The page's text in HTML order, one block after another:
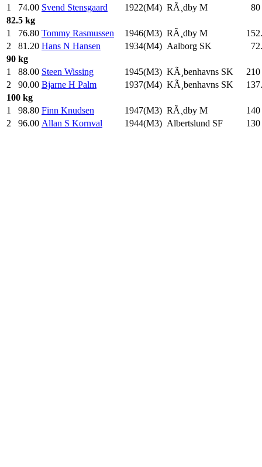
1
74.00 Svend Stensgaard 1922(M4) RÃ¸dby M 80
82.5 kg
1
76.80 Tommy Rasmussen 1946(M3) RÃ¸dby M
2
81.20 Hans N Hansen 1934(M4) Aalborg SK
90 kg
1
88.00 Steen Wissing 1945(M3) KÃ¸benhavns SK 210
2
90.00 Bjarne H Palm 1937(M4) KÃ¸benhavns SK
100 kg
1
98.80 Finn Knudsen 1947(M3) RÃ¸dby M 140
2
96.00 Allan S Kornval 1944(M3) Albertslund SF 130